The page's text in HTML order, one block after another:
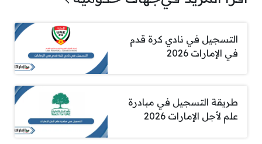
التسجيل في نادي كرة قدم
في الإمارات 2026
طريقة التسجيل في مبادرة
علم لأجل الإمارات 2026